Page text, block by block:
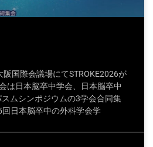
国際会議場にてSTROKE2026が
は日本脳卒中学会、日本脳卒中
ムシンポジウムの3学会合同集
日本脳卒中の外科学会学